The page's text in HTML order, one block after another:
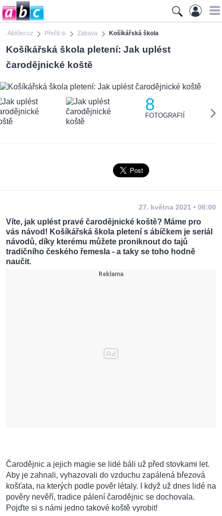
Ábíčko.cz Přečti si Zábava Košíkářská škola
Košíkářská škola pletení: Jak uplést
čarodějnické koště
8
FOTOGRAFIÍ
27. května 2021 • 06:00
Víte, jak uplést pravé čarodějnické koště? Máme pro
vás návod! Košíkářská škola pletení s ábíčkem je seriál
návodů, díky kterému můžete proniknout do tajů
tradičního českého řemesla - a taky se toho hodně
naučit.
Čarodějnic a jejich magie se lidé báli už před stovkami let.
Aby je zahnali, vyhazovali do vzduchu zapálená březová
košťata, na kterých podle pověr létaly. I když už dnes lidé na
pověry nevěří, tradice pálení čarodějnic se dochovala.
Pojďte si s námi jedno takové koště vyrobit!